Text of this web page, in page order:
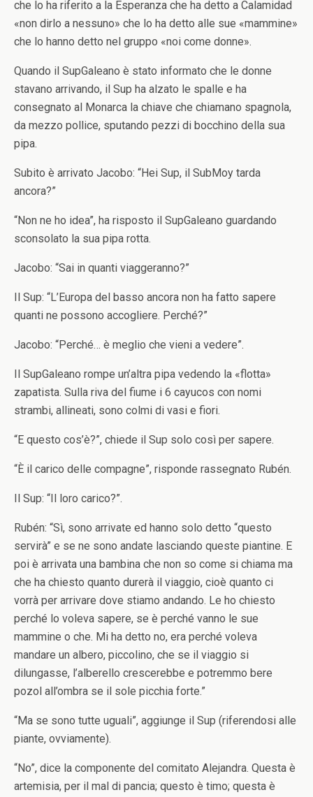
che lo ha riferito a la Esperanza che ha detto a Calamidad
«non dirlo a nessuno» che lo ha detto alle sue «mammine»
che lo hanno detto nel gruppo «noi come donne».
Quando il SupGaleano è stato informato che le donne
stavano arrivando, il Sup ha alzato le spalle e ha
consegnato al Monarca la chiave che chiamano spagnola,
da mezzo pollice, sputando pezzi di bocchino della sua
pipa.
Subito è arrivato Jacobo: “Hei Sup, il SubMoy tarda
ancora?”
“Non ne ho idea”, ha risposto il SupGaleano guardando
sconsolato la sua pipa rotta.
Jacobo: “Sai in quanti viaggeranno?”
Il Sup: “L’Europa del basso ancora non ha fatto sapere
quanti ne possono accogliere. Perché?”
Jacobo: “Perché… è meglio che vieni a vedere”.
Il SupGaleano rompe un’altra pipa vedendo la «flotta»
zapatista. Sulla riva del fiume i 6 cayucos con nomi
strambi, allineati, sono colmi di vasi e fiori.
“E questo cos’è?”, chiede il Sup solo così per sapere.
“È il carico delle compagne”, risponde rassegnato Rubén.
Il Sup: “Il loro carico?”.
Rubén: “Sì, sono arrivate ed hanno solo detto “questo
servirà” e se ne sono andate lasciando queste piantine. E
poi è arrivata una bambina che non so come si chiama ma
che ha chiesto quanto durerà il viaggio, cioè quanto ci
vorrà per arrivare dove stiamo andando. Le ho chiesto
perché lo voleva sapere, se è perché vanno le sue
mammine o che. Mi ha detto no, era perché voleva
mandare un albero, piccolino, che se il viaggio si
dilungasse, l’alberello crescerebbe e potremmo bere
pozol all’ombra se il sole picchia forte.”
“Ma se sono tutte uguali”, aggiunge il Sup (riferendosi alle
piante, ovviamente).
“No”, dice la componente del comitato Alejandra. Questa è
artemisia, per il mal di pancia; questo è timo; questa è